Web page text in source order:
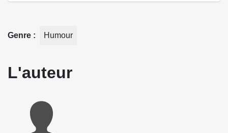
Genre Humour
L'auteur